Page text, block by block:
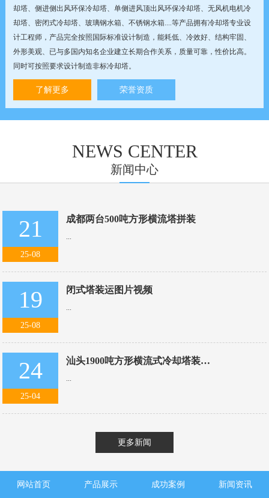
却塔、侧进侧出风环保冷却塔、单侧进风顶出风环保冷却塔、无风机电机冷
却塔、密闭式冷却塔、玻璃钢水箱、不锈钢水箱....等产品拥有冷却塔专业设
计工程师，产品完全按照国际标准设计制造，能耗低、冷效好、结构牢固、
外形美观、已与多国内知名企业建立长期合作关系，质量可靠，性价比高。
同时可按照要求设计制造非标冷却塔。
了解更多 荣誉资质
NEWS CENTER
新闻中心
21
25-08
成都两台500吨方形横流塔拼装
19
25-08
闭式塔装运图片视频
24
25-04
汕头1900吨方形横流式冷却塔装…
更多新闻
网站首页 产品展示 成功案例 新闻资讯